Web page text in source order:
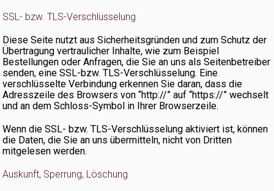
SSL- bzw. TLS-Verschlüsselung
Diese Seite nutzt aus Sicherheitsgründen und zum Schutz der
Übertragung vertraulicher Inhalte, wie zum Beispiel
Bestellungen oder Anfragen, die Sie an uns als Seitenbetreiber
senden, eine SSL-bzw. TLS-Verschlüsselung. Eine
verschlüsselte Verbindung erkennen Sie daran, dass die
Adresszeile des Browsers von “http://” auf “https://” wechselt
und an dem Schloss-Symbol in Ihrer Browserzeile.
Wenn die SSL- bzw. TLS-Verschlüsselung aktiviert ist, können
die Daten, die Sie an uns übermitteln, nicht von Dritten
mitgelesen werden.
Auskunft, Sperrung, Löschung